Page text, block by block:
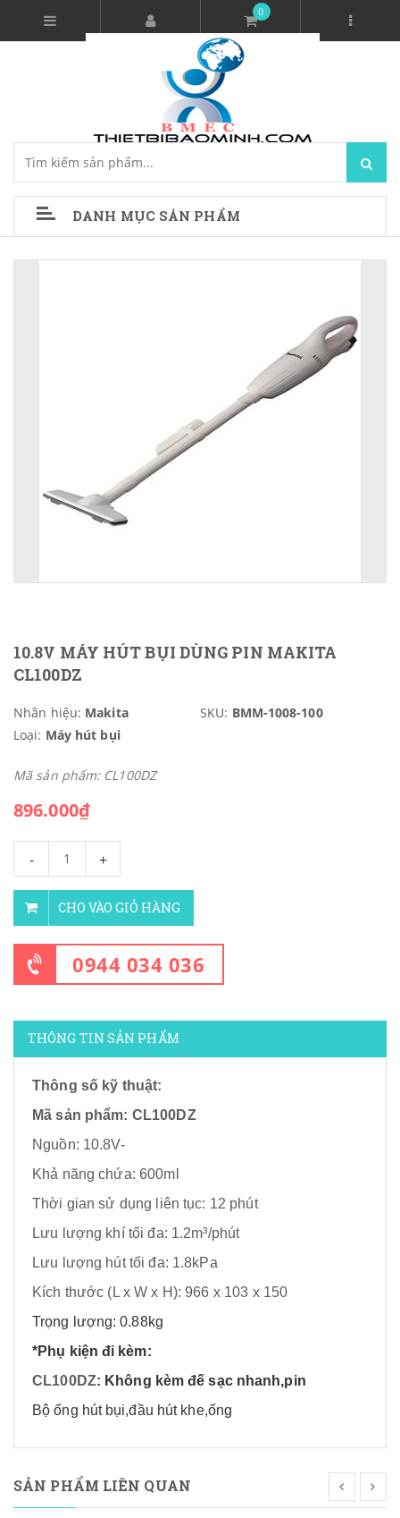
0
DANH MỤC SẢN PHẨM
10.8V MÁY HÚT BỤI DÙNG PIN MAKITA
CL100DZ
Nhãn hiệu: Makita SKU: BMM-1008-100
Loại: Máy hút bụi
Mã sản phẩm: CL100DZ
896.000₫
- +
CHO VÀO GIỎ HÀNG
0944 034 036
THÔNG TIN SẢN PHẨM
Thông số kỹ thuật:
Mã sản phẩm: CL100DZ
Nguồn: 10.8V-
Khả năng chứa: 600ml
Thời gian sử dụng liên tục: 12 phút
Lưu lượng khí tối đa: 1.2m³/phút
Lưu lượng hút tối đa: 1.8kPa
Kích thước (L x W x H): 966 x 103 x 150
Trọng lượng: 0.88kg
*Phụ kiện đi kèm:
CL100DZ: Không kèm đế sạc nhanh,pin
Bộ ống hút bụi,đầu hút khe,ống
SẢN PHẨM LIÊN QUAN